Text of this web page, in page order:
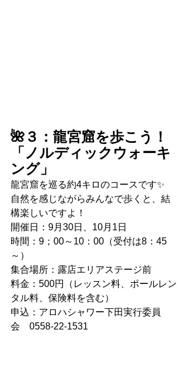
🌺３：龍宮窟を歩こう！
「ノルディックウォーキ
ング」
龍宮窟を巡る約4キロのコースです✨
自然を感じながらみんなで歩くと、結
構楽しいですよ！
開催日：9月30日、10月1日
時間：9；00～10：00（受付は8：45
～）
集合場所：露店エリアステージ前
料金：500円（レッスン料、ポールレン
タル料、保険料を含む）
申込：アロハシャワー下田実行委員
会　0558-22-1531